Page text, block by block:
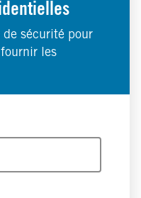
sécurité pour
les